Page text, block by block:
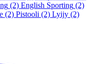
(2) English Sporting (2)
(2) Pistooli (2) Lyijy (2)